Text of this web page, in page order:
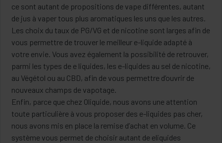
ce sont autant de propositions de vape différentes, autant
de jus à vaper tous plus aromatiques les uns que les autres.
Les choix du taux de PG/VG et de nicotine sont larges afin de
vous permettre de trouver le meilleur e-liquide adapté à
votre envie. Vous avez également la possibilité de retrouver,
parmi les types de e liquides, les e-liquides au sel de nicotine,
au Végétol ou au CBD, afin de vous permettre d’ouvrir de
nouveaux champs de vapotage.
Enfin, parce que chez Oliquide, nous avons une attention
toute particulière à vous proposer des e-liquides pas cher,
nous avons mis en place la remise d’achat en volume. Ce
système vous permet de choisir autant de eliquides